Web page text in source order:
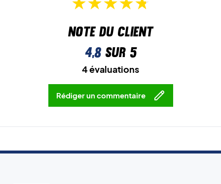
Note du client
4,8sur 5
4 évaluations
Rédiger un commentaire